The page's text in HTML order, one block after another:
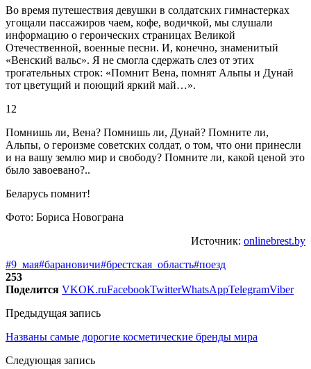
Во время путешествия девушки в солдатских гимнастерках
угощали пассажиров чаем, кофе, водичкой, мы слушали
информацию о героических страницах Великой
Отечественной, военные песни. И, конечно, знаменитый
«Венский вальс». Я не смогла сдержать слез от этих
трогательных строк: «Помнит Вена, помнят Альпы и Дунай
тот цветущий и поющий яркий май…».
12
Помнишь ли, Вена? Помнишь ли, Дунай? Помните ли,
Альпы, о героизме советских солдат, о том, что они принесли
и на вашу землю мир и свободу? Помните ли, какой ценой это
было завоевано?..
Беларусь помнит!
Фото: Бориса Новограна
Источник: onlinebrest.by
#9_мая#барановичи#брестская_область#поезд
253
Поделится VKOK.ruFacebookTwitterWhatsAppTelegramViber
Предыдущая запись
Названы самые дорогие косметические бренды мира
Следующая запись